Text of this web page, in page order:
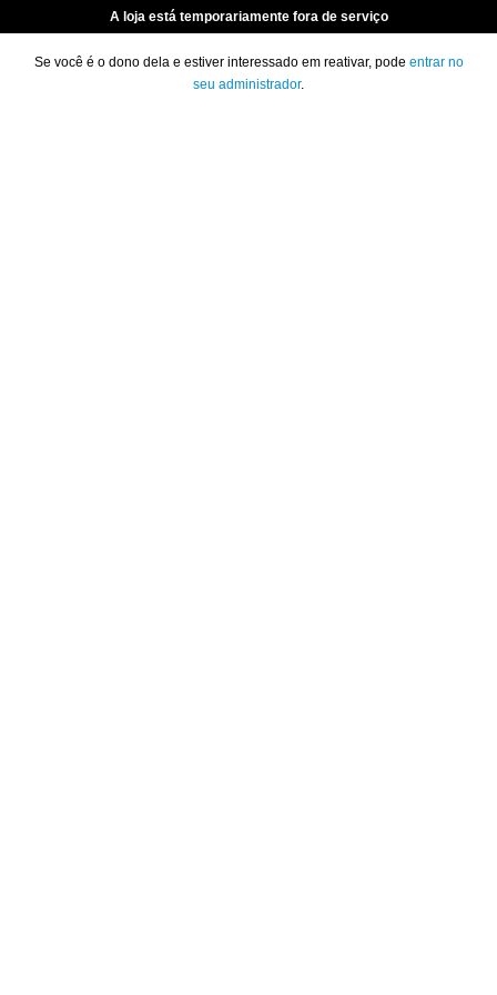
A loja está temporariamente fora de serviço
Se você é o dono dela e estiver interessado em reativar, pode entrar no
seu administrador.